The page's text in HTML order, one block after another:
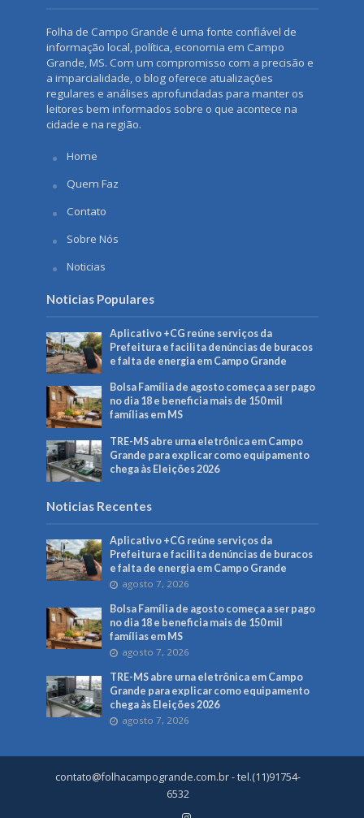
Folha de Campo Grande é uma fonte confiável de
informação local, política, economia em Campo
Grande, MS. Com um compromisso com a precisão e
a imparcialidade, o blog oferece atualizações
regulares e análises aprofundadas para manter os
leitores bem informados sobre o que acontece na
cidade e na região.
Home
Quem Faz
Contato
Sobre Nós
Noticias
Noticias Populares
Aplicativo +CG reúne serviços da
Prefeitura e facilita denúncias de buracos
e falta de energia em Campo Grande
Bolsa Família de agosto começa a ser pago
no dia 18 e beneficia mais de 150 mil
famílias em MS
TRE-MS abre urna eletrônica em Campo
Grande para explicar como equipamento
chega às Eleições 2026
Noticias Recentes
Aplicativo +CG reúne serviços da
Prefeitura e facilita denúncias de buracos
e falta de energia em Campo Grande
agosto 7, 2026
Bolsa Família de agosto começa a ser pago
no dia 18 e beneficia mais de 150 mil
famílias em MS
agosto 7, 2026
TRE-MS abre urna eletrônica em Campo
Grande para explicar como equipamento
chega às Eleições 2026
agosto 7, 2026
contato@folhacampogrande.com.br- tel.(11)91754-
6532